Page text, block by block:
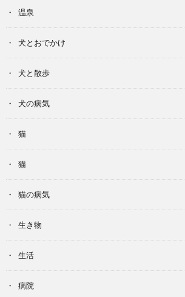
温泉
犬とおでかけ
犬と散歩
犬の病気
猫
猫
猫の病気
生き物
生活
病院